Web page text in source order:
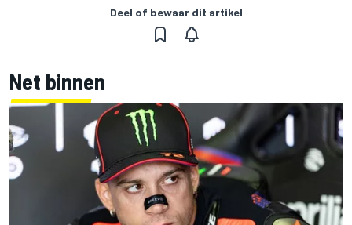
Deel of bewaar dit artikel
Net binnen